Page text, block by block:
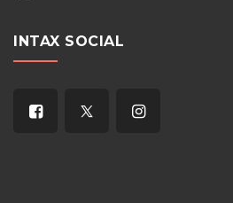
INTAX SOCIAL